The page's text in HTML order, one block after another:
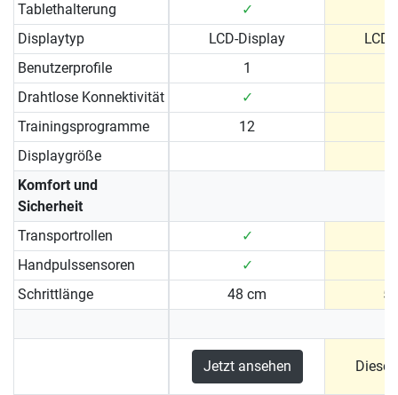
Tablethalterung
✓
Displaytyp
LCD-Display
Benutzerprofile
1
Drahtlose Konnektivität
✓
Trainingsprogramme
12
Displaygröße
Komfort und
Sicherheit
Transportrollen
✓
Handpulssensoren
✓
Schrittlänge
48 cm
Jetzt ansehen